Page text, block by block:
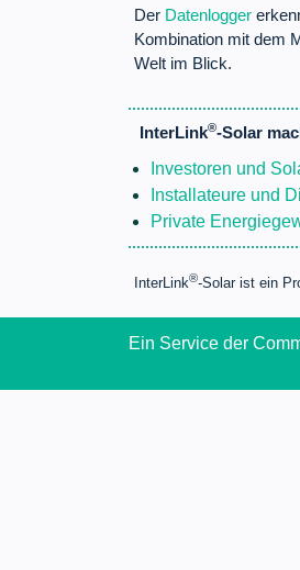
Der Datenlogger
Kombination mit dem
Welt im Blick.
InterLink®-Solar
Investoren und
Installateure und
Private
InterLink®-Solar ist ein
Ein Service der